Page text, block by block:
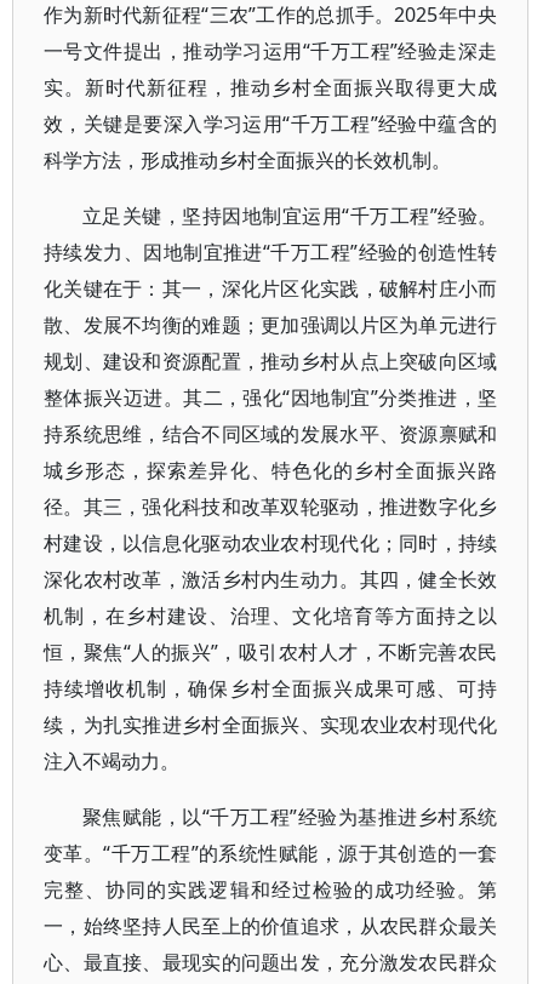
作为新时代新征程“三农”工作的总抓手。2025年中央
一号文件提出，推动学习运用“千万工程”经验走深走
实。新时代新征程，推动乡村全面振兴取得更大成
效，关键是要深入学习运用“千万工程”经验中蕴含的
科学方法，形成推动乡村全面振兴的长效机制。
立足关键，坚持因地制宜运用“千万工程”经验。
持续发力、因地制宜推进“千万工程”经验的创造性转
化关键在于：其一，深化片区化实践，破解村庄小而
散、发展不均衡的难题；更加强调以片区为单元进行
规划、建设和资源配置，推动乡村从点上突破向区域
整体振兴迈进。其二，强化“因地制宜”分类推进，坚
持系统思维，结合不同区域的发展水平、资源禀赋和
城乡形态，探索差异化、特色化的乡村全面振兴路
径。其三，强化科技和改革双轮驱动，推进数字化乡
村建设，以信息化驱动农业农村现代化；同时，持续
深化农村改革，激活乡村内生动力。其四，健全长效
机制，在乡村建设、治理、文化培育等方面持之以
恒，聚焦“人的振兴”，吸引农村人才，不断完善农民
持续增收机制，确保乡村全面振兴成果可感、可持
续，为扎实推进乡村全面振兴、实现农业农村现代化
注入不竭动力。
聚焦赋能，以“千万工程”经验为基推进乡村系统
变革。“千万工程”的系统性赋能，源于其创造的一套
完整、协同的实践逻辑和经过检验的成功经验。第
一，始终坚持人民至上的价值追求，从农民群众最关
心、最直接、最现实的问题出发，充分激发农民群众